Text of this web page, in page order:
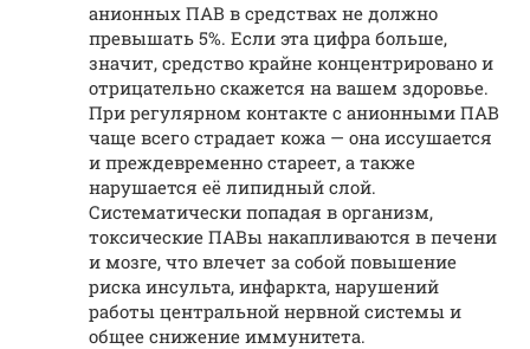
анионных ПАВ в средствах не должно
превышать 5%. Если эта цифра больше,
значит, средство крайне концентрировано и
отрицательно скажется на вашем здоровье.
При регулярном контакте с анионными ПАВ
чаще всего страдает кожа — она иссушается
и преждевременно стареет, а также
нарушается её липидный слой.
Систематически попадая в организм,
токсические ПАВы накапливаются в печени
и мозге, что влечет за собой повышение
риска инсульта, инфаркта, нарушений
работы центральной нервной системы и
общее снижение иммунитета.